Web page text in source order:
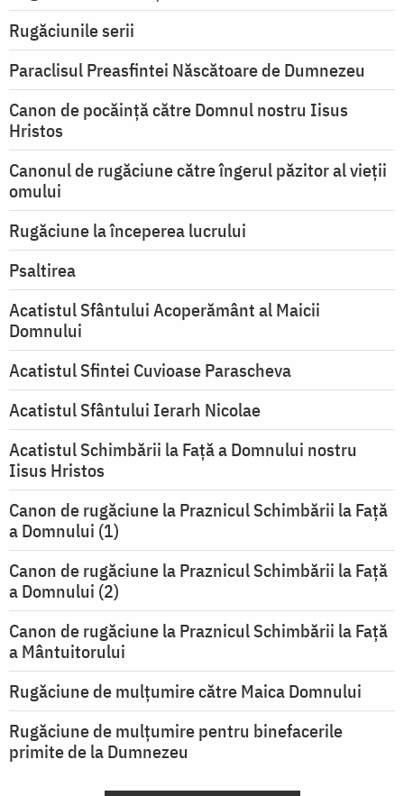
Rugăciunile serii
Paraclisul Preasfintei Născătoare de Dumnezeu
Canon de pocăință către Domnul nostru Iisus
Hristos
Canonul de rugăciune către îngerul păzitor al vieții
omului
Rugăciune la începerea lucrului
Psaltirea
Acatistul Sfântului Acoperământ al Maicii
Domnului
Acatistul Sfintei Cuvioase Parascheva
Acatistul Sfântului Ierarh Nicolae
Acatistul Schimbării la Faţă a Domnului nostru
Iisus Hristos
Canon de rugăciune la Praznicul Schimbării la Faţă
a Domnului (1)
Canon de rugăciune la Praznicul Schimbării la Faţă
a Domnului (2)
Canon de rugăciune la Praznicul Schimbării la Față
a Mântuitorului
Rugăciune de mulţumire către Maica Domnului
Rugăciune de mulțumire pentru binefacerile
primite de la Dumnezeu